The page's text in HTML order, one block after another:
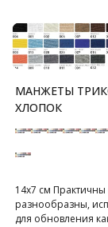
читаемая
метрическая и
система мер
на нержавеющей
длительного
МАНЖЕТЫ
ХЛОПОК
14х7 см Практичны
разнообразны,
для обновления